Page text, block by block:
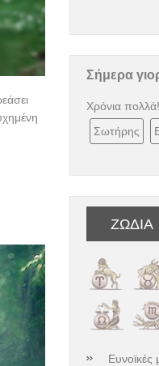
Σήμερα
Χρόνια πολλά!
Σωτήρης
ΖΩΔΙΑ
Ευνοϊκές